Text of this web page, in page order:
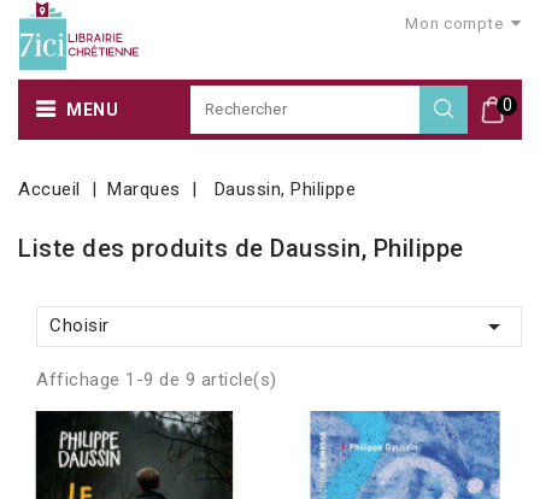
Mon compte
0
MENU
Accueil Marques Daussin, Philippe
Liste des produits de Daussin, Philippe
Choisir 
Affichage 1-9 de 9 article(s)